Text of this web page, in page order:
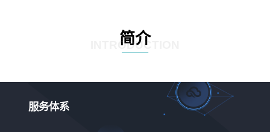
简介
INTRODUCTION
服务体系